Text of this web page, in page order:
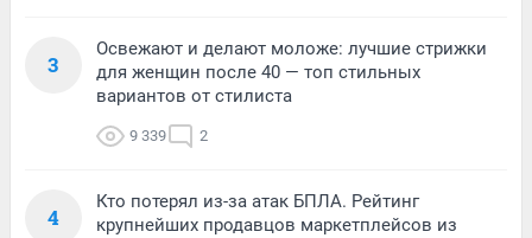
3
Освежают и делают моложе: лучшие стрижки
для женщин после 40 — топ стильных
вариантов от стилиста
9 339 2
4
Кто потерял из-за атак БПЛА. Рейтинг
крупнейших продавцов маркетплейсов из